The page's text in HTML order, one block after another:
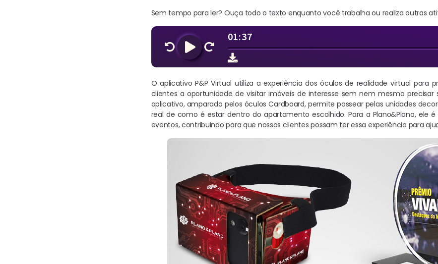
Sem tempo para ler? Ouça todo o texto enquanto você trabalha ou realiza outras
O aplicativo P&P Virtual utiliza a experiência dos óculos de realidade virtual para
clientes a oportunidade de visitar imóveis de interesse sem nem mesmo precisar
aplicativo, amparado pelos óculos Cardboard, permite passear pelas unidades
real de como é estar dentro do apartamento escolhido. Para a Plano&Plano, ele
eventos, contribuindo para que nossos clientes possam ter essa experiência para